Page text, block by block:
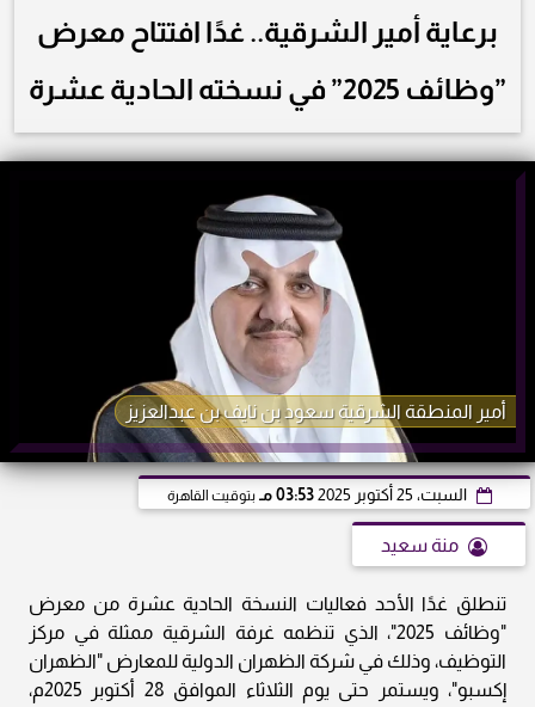
برعاية أمير الشرقية.. غدًا افتتاح معرض
”وظائف 2025” في نسخته الحادية عشرة
أمير المنطقة الشرقية سعود بن نايف بن عبدالعزيز
السبت، 25 أكتوبر 2025 03:53 مـ بتوقيت القاهرة
منة سعيد
تنطلق غدًا الأحد فعاليات النسخة الحادية عشرة من معرض
"وظائف 2025"، الذي تنظمه غرفة الشرقية ممثلة في مركز
التوظيف، وذلك في شركة الظهران الدولية للمعارض "الظهران
إكسبو"، ويستمر حتى يوم الثلاثاء الموافق 28 أكتوبر 2025م،